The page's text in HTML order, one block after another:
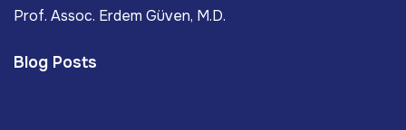
Prof. Assoc. Erdem Güven, M.D.
Blog Posts